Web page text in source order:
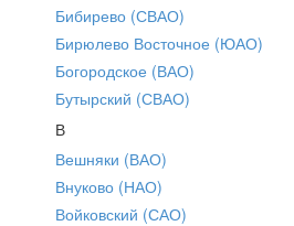
Бибирево (СВАО)
Бирюлево Восточное (ЮАО)
Богородское (ВАО)
Бутырский (СВАО)
В
Вешняки (ВАО)
Внуково (НАО)
Войковский (САО)